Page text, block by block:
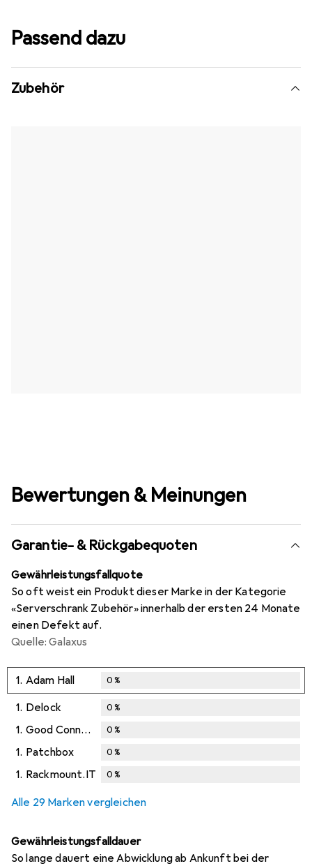
Passend dazu
Zubehör
Bewertungen & Meinungen
Garantie- & Rückgabequoten
Gewährleistungsfallquote
So oft weist ein Produkt dieser Marke in der Kategorie
«Serverschrank Zubehör» innerhalb der ersten 24 Monate
einen Defekt auf.
Quelle: Galaxus
1. Adam Hall 0%
1. Delock 0%
1. Good Connections 0%
1. Patchbox 0%
1. Rackmount.IT 0%
Alle 29 Marken vergleichen
Gewährleistungsfalldauer
So lange dauert eine Abwicklung ab Ankunft bei der